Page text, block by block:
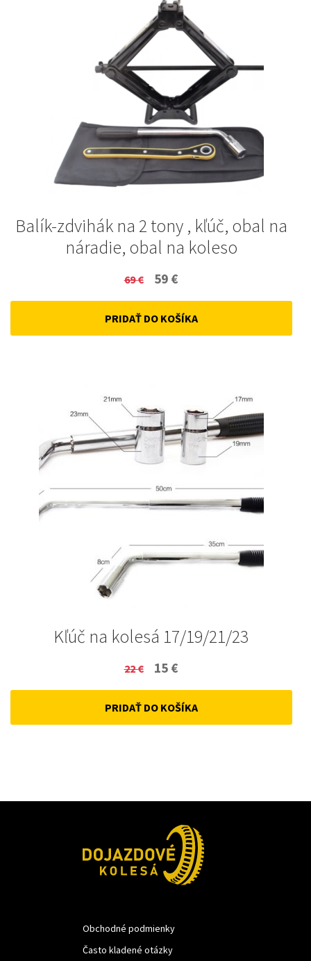
Balík-zdvihák na 2 tony , kľúč, obal na
náradie, obal na koleso
69€
Original
price
was:
59 €
price
is:
PRIDAŤ DO KOŠÍKA
Kľúč na kolesá 17/19/21/23
22€
Original
price
was:
15 €
price
is:
PRIDAŤ DO KOŠÍKA
Obchodné podmienky
Často kladené otázky